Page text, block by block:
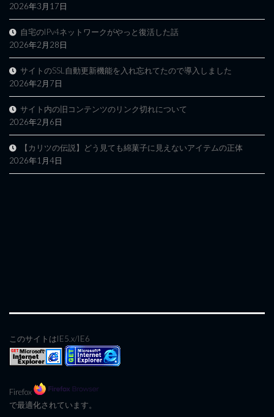
2026年3月17日
自宅のIPv4ネットワークがやっと復活した話
2026年2月28日
サイトのSSL自動更新機能を入れ忘れてたので導入しました
2026年2月7日
サイト内の旧コンテンツのリンク切れについて
2026年2月6日
【カリツの伝説】どう見ても綿菓子に見えないアイテムの正体
2026年1月4日
このサイトはIE5.x/IE6
Firefox
で最適化されています。